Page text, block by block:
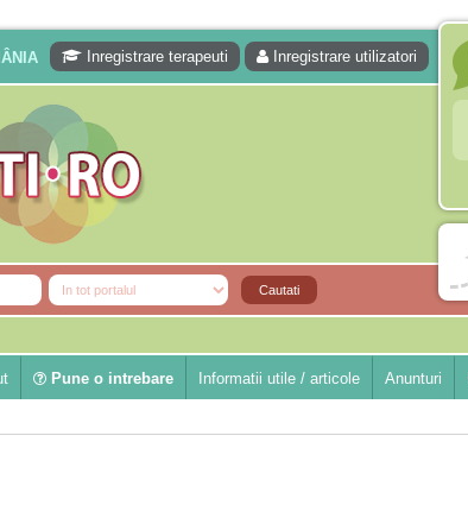
Inregistrare terapeuti Inregistrare utilizatori
Pune o intrebare Informatii utile / articole Anunturi